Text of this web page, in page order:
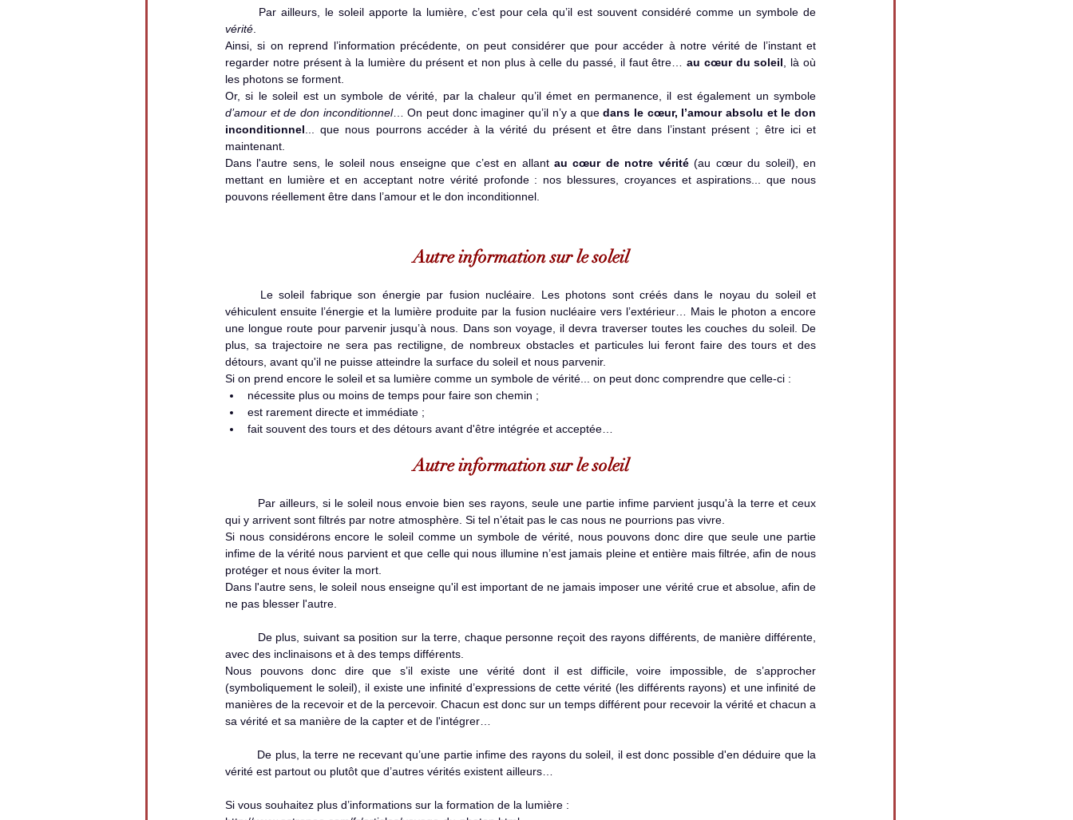
vérité
Ainsi, si on reprend l’information précédente, on peut considérer que pour accéder à notre vérité de l’instant et
regarder notre présent à la lumière du présent et non plus à celle du passé, il faut être… au cœur du soleil , là où
les photons se forment.
d’amour et de don inconditionnel… On peut donc imaginer qu’il n’y a que dans le cœur, l’amour absolu et le don
inconditionnel ... que nous pourrons accéder à la vérité du présent et être dans l’instant présent ; être ici et
maintenant.
Dans l'autre sens, le soleil nous enseigne que c’est en allant au cœur de notre vérité (au cœur du soleil), en
mettant en lumière et en acceptant notre vérité profonde : nos blessures, croyances et aspirations... que nous
pouvons réellement être dans l’amour et le don inconditionnel.
Autre information sur le soleil
véhiculent ensuite l’énergie et la lumière produite par la fusion nucléaire vers l’extérieur… Mais le photon a encore
une longue route pour parvenir jusqu’à nous. Dans son voyage, il devra traverser toutes les couches du soleil. De
plus, sa trajectoire ne sera pas rectiligne, de nombreux obstacles et particules lui feront faire des tours et des
détours, avant qu'il ne puisse atteindre la surface du soleil et nous parvenir.
Si on prend encore le soleil et sa lumière comme un symbole de vérité... on peut donc comprendre que celle-ci :
nécessite plus ou moins de temps pour faire son chemin ;
est rarement directe et immédiate ;
fait souvent des tours et des détours avant d'être intégrée et acceptée…
Autre information sur le soleil
qui y arrivent sont filtrés par notre atmosphère. Si tel n’était pas le cas nous ne pourrions pas vivre.
Si nous considérons encore le soleil comme un symbole de vérité, nous pouvons donc dire que seule une partie
infime de la vérité nous parvient et que celle qui nous illumine n’est jamais pleine et entière mais filtrée, afin de nous
protéger et nous éviter la mort.
Dans l'autre sens, le soleil nous enseigne qu'il est important de ne jamais imposer une vérité crue et absolue, afin de
ne pas blesser l'autre.
avec des inclinaisons et à des temps différents.
Nous pouvons donc dire que s’il existe une vérité dont il est difficile, voire impossible, de s’approcher
(symboliquement le soleil), il existe une infinité d’expressions de cette vérité (les différents rayons) et une infinité de
manières de la recevoir et de la percevoir. Chacun est donc sur un temps différent pour recevoir la vérité et chacun a
sa vérité et sa manière de la capter et de l'intégrer…
vérité est partout ou plutôt que d’autres vérités existent ailleurs…
Si vous souhaitez plus d’informations sur la formation de la lumière :